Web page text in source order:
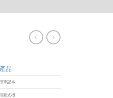
品
筆記本
臺式機